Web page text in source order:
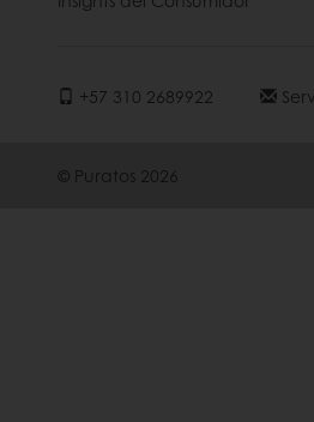
+57 310 2689922
© Puratos 2026